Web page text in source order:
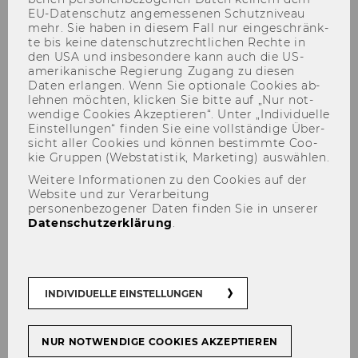
Paul Felix Fuchs
EU-​Datenschutz an­ge­mes­se­nen Schutz­ni­veau
mehr. Sie haben in die­sem Fall nur ein­ge­schränk­
te bis keine da­ten­schutz­recht­li­chen Rech­te in
den USA und ins­be­son­de­re kann auch die US-​
amerikanische Re­gie­rung Zu­gang zu die­sen
Daten er­lan­gen. Wenn Sie op­tio­na­le Coo­kies ab­
leh­nen möch­ten, kli­cken Sie bitte auf „Nur not­
wen­di­ge Coo­kies Ak­zep­tie­ren“. Unter „In­di­vi­du­el­le
Ein­stel­lun­gen“ fin­den Sie eine voll­stän­di­ge Über­
sicht aller Coo­kies und kön­nen be­stimm­te Coo­
kie Grup­pen (Web­sta­tis­tik, Mar­ke­ting) aus­wäh­len.
Weitere Informationen zu den Cookies auf der
Website und zur Verarbeitung
personenbezogener Daten finden Sie in unserer
Datenschutzerklärung.
INDIVIDUELLE EINSTELLUNGEN
NUR NOTWENDIGE COOKIES AKZEPTIEREN